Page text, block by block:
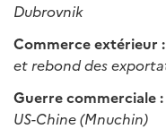
Dubrovnik
Commerce extérieur :
et rebond des
Guerre commerciale :
US-Chine (Mnuchin)